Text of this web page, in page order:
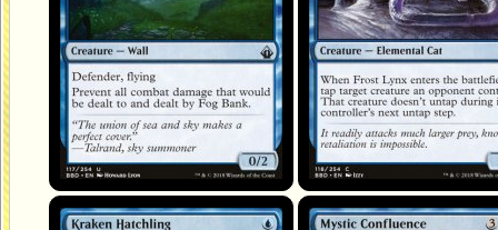
Progéniture kraken Confluence mystique